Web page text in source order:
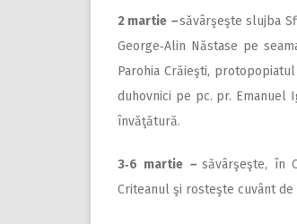
2 martie –săvârşeşte slujba
George‑Alin Năstase pe
Parohia Crăieşti,
duhovnici pe pc. pr. Emanuel
învăţătură.
3‑6 martie –săvârşeşte, în
Criteanul şi rosteşte cuvânt